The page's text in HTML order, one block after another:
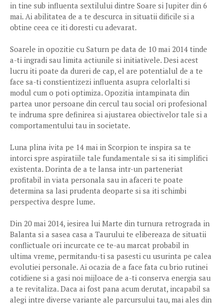
in tine sub influenta sextilului dintre Soare si Jupiter din 6
mai. Ai abilitatea de a te descurca in situatii dificile si a
obtine ceea ce iti doresti cu adevarat.
Soarele in opozitie cu Saturn pe data de 10 mai 2014 tinde
a-ti ingradi sau limita actiunile si initiativele. Desi acest
lucru iti poate da dureri de cap, el are potentialul de a te
face sa-ti constientizezi influenta asupra celorlalti si
modul cum o poti optimiza. Opozitia intampinata din
partea unor persoane din cercul tau social ori profesional
te indruma spre definirea si ajustarea obiectivelor tale si a
comportamentului tau in societate.
Luna plina ivita pe 14 mai in Scorpion te inspira sa te
intorci spre aspiratiile tale fundamentale si sa iti simplifici
existenta. Dorinta de a te lansa intr-un parteneriat
profitabil in viata personala sau in afaceri te poate
determina sa lasi prudenta deoparte si sa iti schimbi
perspectiva despre lume.
Din 20 mai 2014, iesirea lui Marte din turnura retrograda in
Balanta si a sasea casa a Taurului te elibereaza de situatii
conflictuale ori incurcate ce te-au marcat probabil in
ultima vreme, permitandu-ti sa pasesti cu usurinta pe calea
evolutiei personale. Ai ocazia de a face fata cu brio rutinei
cotidiene si a gasi noi mijloace de a-ti conserva energia sau
a te revitaliza. Daca ai fost pana acum derutat, incapabil sa
alegi intre diverse variante ale parcursului tau, mai ales din